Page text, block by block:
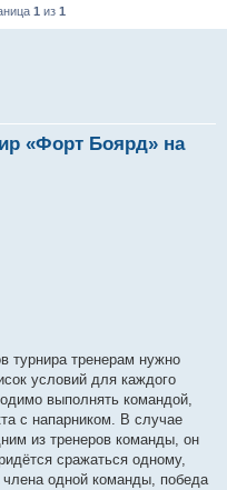
1 из 1
«Форт Боярд» на
турнира тренерам нужно
условий для каждого
выполнять командой,
с напарником. В случае
из тренеров команды, он
сражаться одному,
одной команды, победа